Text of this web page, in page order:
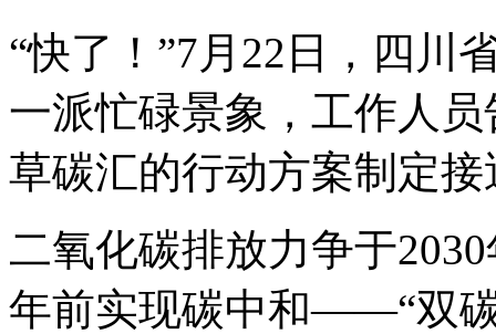
“快了！”7月22日，四川
一派忙碌景象，工作人
草碳汇的行动方案制定
二氧化碳排放力争于
年前实现碳中和——“双